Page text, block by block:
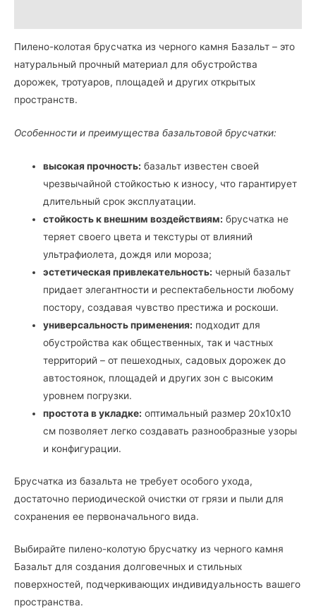
Пилено-колотая брусчатка из черного камня Базальт – это
натуральный прочный материал для обустройства
дорожек, тротуаров, площадей и других открытых
пространств.
Особенности и преимущества базальтовой брусчатки:
высокая прочность: базальт известен своей
чрезвычайной стойкостью к износу, что гарантирует
длительный срок эксплуатации.
стойкость к внешним воздействиям: брусчатка не
теряет своего цвета и текстуры от влияний
ультрафиолета, дождя или мороза;
эстетическая привлекательность: черный базальт
придает элегантности и респектабельности любому
постору, создавая чувство престижа и роскоши.
универсальность применения: подходит для
обустройства как общественных, так и частных
территорий – от пешеходных, садовых дорожек до
автостоянок, площадей и других зон с высоким
уровнем погрузки.
простота в укладке: оптимальный размер 20х10х10
см позволяет легко создавать разнообразные узоры
и конфигурации.
Брусчатка из базальта не требует особого ухода,
достаточно периодической очистки от грязи и пыли для
сохранения ее первоначального вида.
Выбирайте пилено-колотую брусчатку из черного камня
Базальт для создания долговечных и стильных
поверхностей, подчеркивающих индивидуальность вашего
пространства.